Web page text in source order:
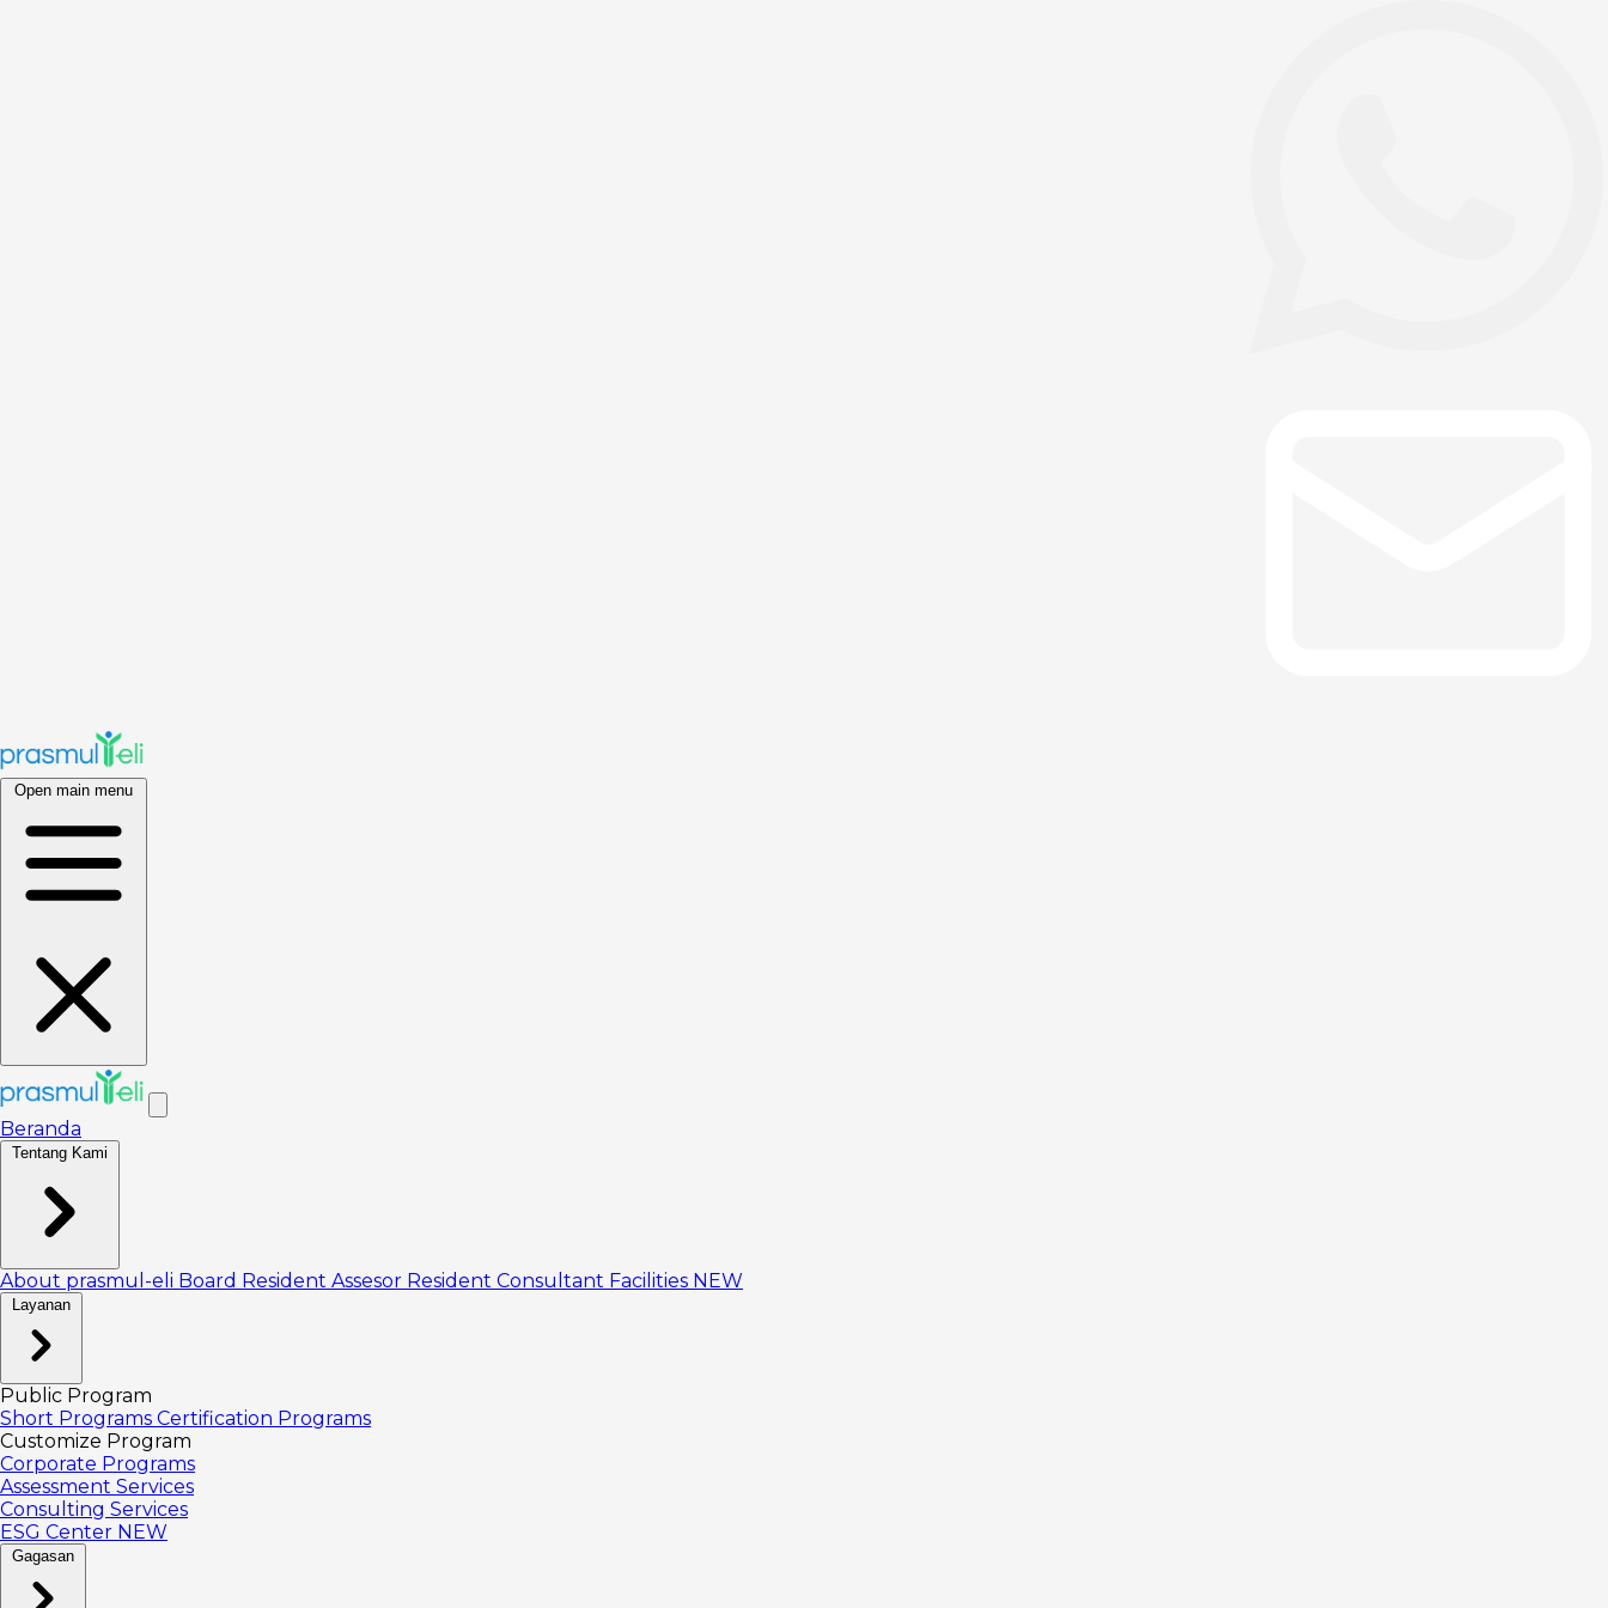
Open main menu
Beranda
Tentang Kami
About prasmul-eli Board Resident Assesor Resident Consultant Facilities NEW
Layanan
Public Program
Short Programs Certification Programs
Customize Program
Corporate Programs
Assessment Services
Consulting Services
ESG Center NEW
Gagasan